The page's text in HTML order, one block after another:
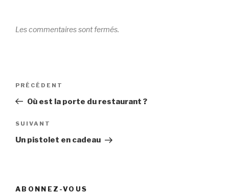
Les commentaires sont fermés.
Navigation
l’article
Article
précédent
PRÉCÉDENT
Où est la porte du restaurant ?
Article
suivant
SUIVANT
Un pistolet en cadeau
ABONNEZ-VOUS